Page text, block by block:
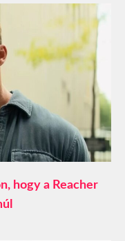
hogy a Reacher